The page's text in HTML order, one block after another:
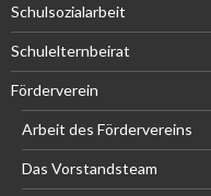
Schulsozialarbeit
Schulelternbeirat
Förderverein
Arbeit des Fördervereins
Das Vorstandsteam